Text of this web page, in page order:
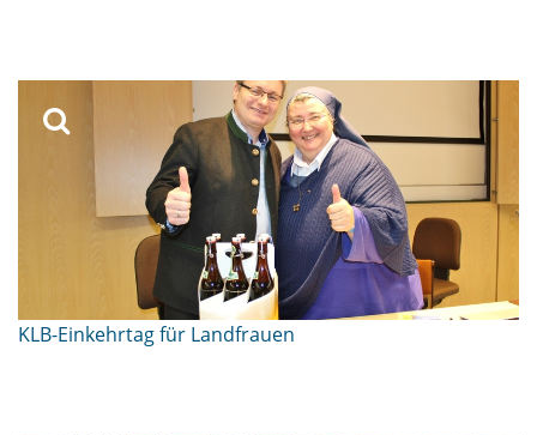
KLB-Einkehrtag für Landfrauen